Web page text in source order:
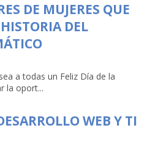
DE MUJERES QUE
DEL
a todas un Feliz Día de la
la oport...
WEB Y TI